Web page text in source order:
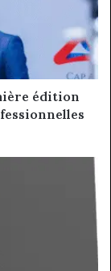
édition